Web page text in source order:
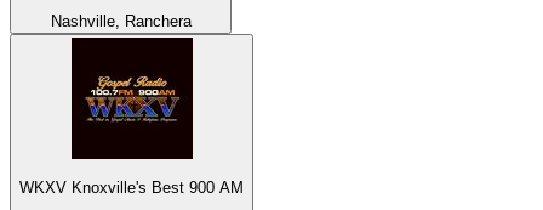
Nashville, Ranchera
WKXV Knoxville's Best 900 AM